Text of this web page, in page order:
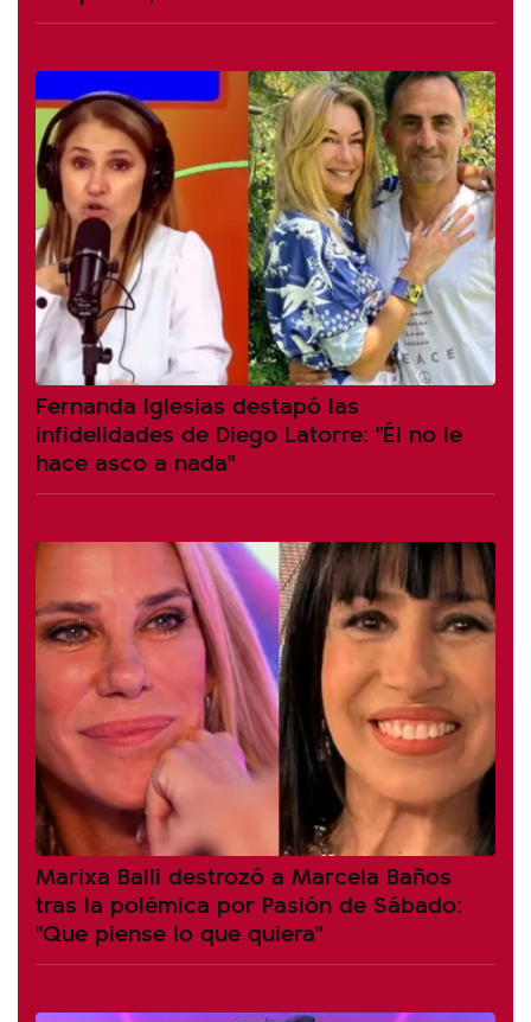
Fernanda Iglesias destapó las
infidelidades de Diego Latorre: "Él no le
hace asco a nada"
Marixa Balli destrozó a Marcela Baños
tras la polémica por Pasión de Sábado:
"Que piense lo que quiera"